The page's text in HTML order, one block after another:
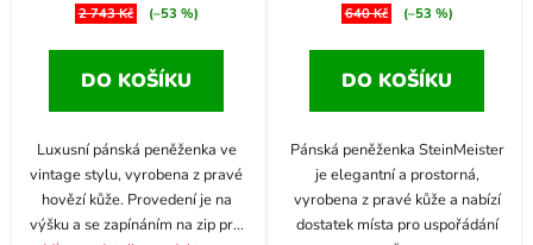
2 743 Kč (–53 %)
DO KOŠÍKU
Luxusní pánská peněženka ve
vintage stylu, vyrobena z pravé
hovězí kůže. Provedení je na
výšku a se zapínáním na zip pr...
640 Kč (–53 %)
DO KOŠÍKU
Pánská peněženka SteinMeister
je elegantní a prostorná,
vyrobena z pravé kůže a nabízí
dostatek místa pro uspořádání